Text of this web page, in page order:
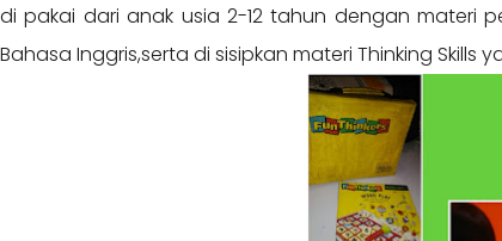
di pakai dari anak usia 2-12 tahun dengan materi
Bahasa Inggris,serta di sisipkan materi Thinking Skills